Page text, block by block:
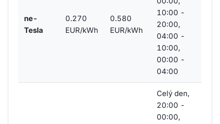
ne-
Tesla
0.270
EUR/kWh
0.580
EUR/kWh
10:00 -
20:00,
04:00 -
10:00,
00:00 -
04:00
Celý den,
20:00 -
00:00,